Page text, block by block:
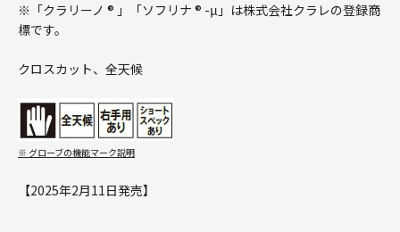
※「クラリーノ ® 」「ソフリナ ® -μ」は株式会社クラレの登録商
標です。
クロスカット、全天候
※ グローブの機能マーク説明
【2025年2月11日発売】